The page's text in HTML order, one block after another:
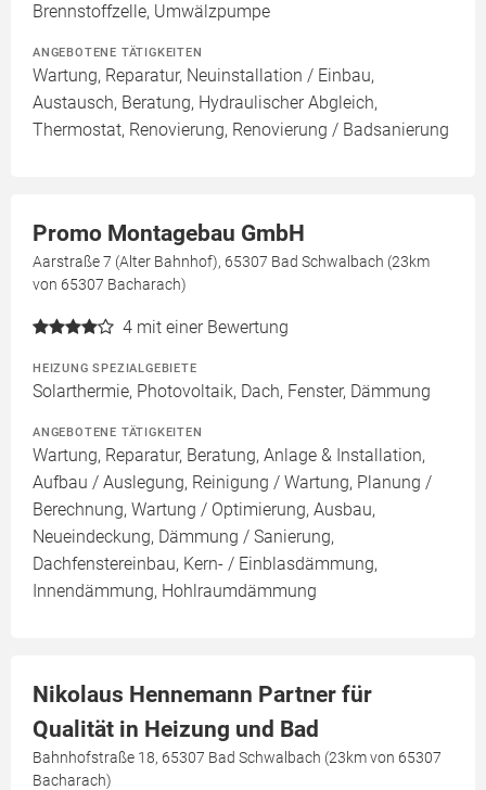
Brennstoffzelle, Umwälzpumpe
ANGEBOTENE TÄTIGKEITEN
Wartung, Reparatur, Neuinstallation / Einbau,
Austausch, Beratung, Hydraulischer Abgleich,
Thermostat, Renovierung, Renovierung / Badsanierung
Promo Montagebau GmbH
Aarstraße 7 (Alter Bahnhof), 65307 Bad Schwalbach (23km
von 65307 Bacharach)
4 mit einer Bewertung
HEIZUNG SPEZIALGEBIETE
Solarthermie, Photovoltaik, Dach, Fenster, Dämmung
ANGEBOTENE TÄTIGKEITEN
Wartung, Reparatur, Beratung, Anlage & Installation,
Aufbau / Auslegung, Reinigung / Wartung, Planung /
Berechnung, Wartung / Optimierung, Ausbau,
Neueindeckung, Dämmung / Sanierung,
Dachfenstereinbau, Kern- / Einblasdämmung,
Innendämmung, Hohlraumdämmung
Nikolaus Hennemann Partner für
Qualität in Heizung und Bad
Bahnhofstraße 18, 65307 Bad Schwalbach (23km von 65307
Bacharach)